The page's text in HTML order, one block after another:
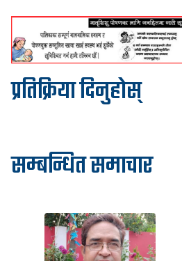
प्रतिक्रिया दिनुहोस्
सम्बन्धित समाचार